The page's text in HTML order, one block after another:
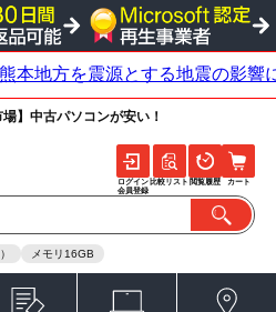
】中古パソコンが安い！
メモリ16GB
ログイン
会員登録
比較リスト 閲覧履歴 カート